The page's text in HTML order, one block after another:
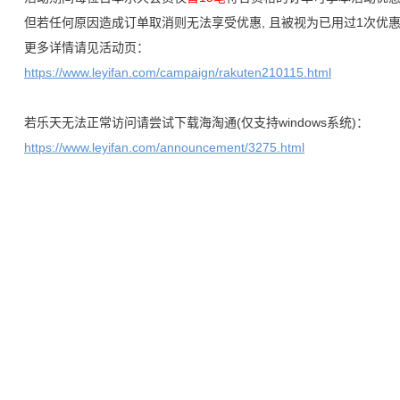
但若任何原因造成订单取消则无法享受优惠, 且被视为已用过1次优
更多详情请见活动页：
https://www.leyifan.com/campaign/rakuten210115.html
若乐天无法正常访问请尝试下载海淘通(仅支持windows系统)：
https://www.leyifan.com/announcement/3275.html